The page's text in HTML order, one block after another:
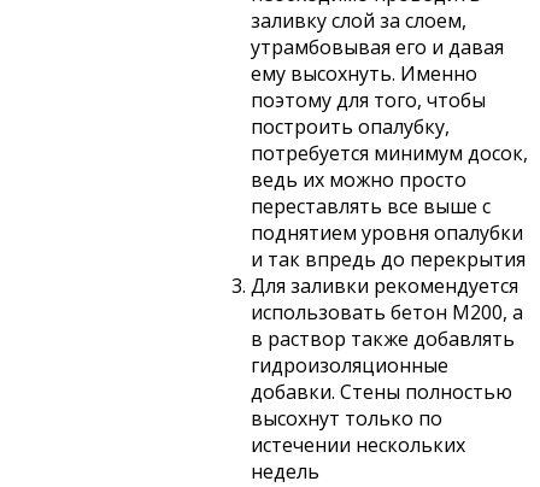
заливку слой за слоем,
утрамбовывая его и давая
ему высохнуть. Именно
поэтому для того, чтобы
построить опалубку,
потребуется минимум досок,
ведь их можно просто
переставлять все выше с
поднятием уровня опалубки
и так впредь до перекрытия
Для заливки рекомендуется
использовать бетон М200, а
в раствор также добавлять
гидроизоляционные
добавки. Стены полностью
высохнут только по
истечении нескольких
недель